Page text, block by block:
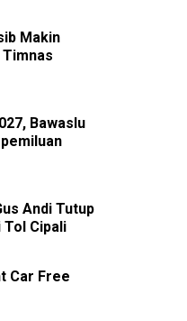
Makin
Bawaslu
Andi Tutup
Tol Cipali
Car Free